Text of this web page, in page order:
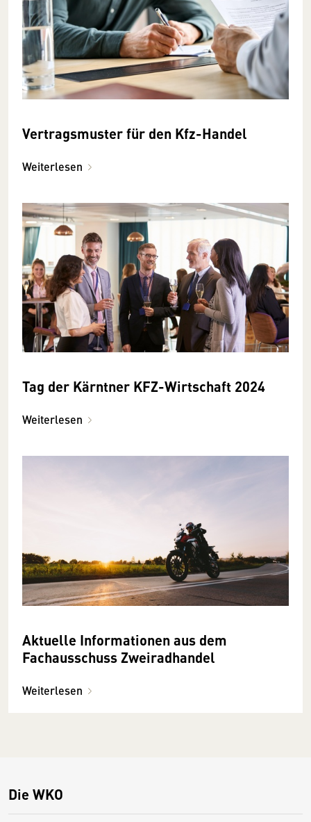
Vertragsmuster für den Kfz-Handel
Weiterlesen
Tag der Kärntner KFZ-Wirtschaft 2024
Weiterlesen
Aktuelle Informationen aus dem
Fachausschuss Zweiradhandel
Weiterlesen
Die WKO